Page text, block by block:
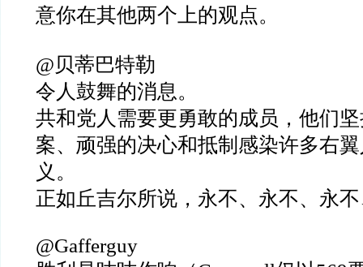
意你在其他两个上的观点。
@贝蒂巴特勒
令人鼓舞的消息。
共和党人需要更勇敢的成员，他们
案、顽强的决心和抵制感染许多右
义。
正如丘吉尔所说，永不、永不、永
@Gafferguy